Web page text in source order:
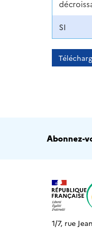
SI
Abonnez-
1/7, rue